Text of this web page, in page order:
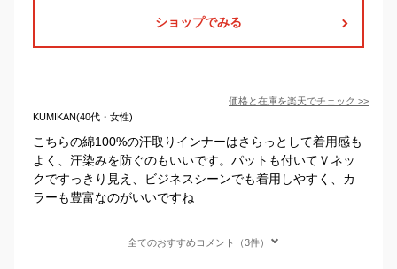
ショップでみる
価格と在庫を楽天でチェック >>
KUMIKAN(40代・女性)
こちらの綿100%の汗取りインナーはさらっとして着用感も
よく、汗染みを防ぐのもいいです。パットも付いてＶネッ
クですっきり見え、ビジネスシーンでも着用しやすく、カ
ラーも豊富なのがいいですね
全てのおすすめコメント（3件）